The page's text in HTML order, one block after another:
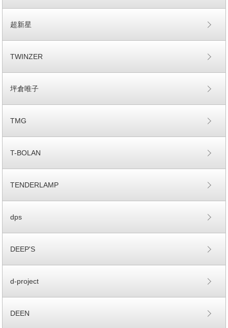
超新星
TWINZER
坪倉唯子
TMG
T-BOLAN
TENDERLAMP
dps
DEEP'S
d-project
DEEN